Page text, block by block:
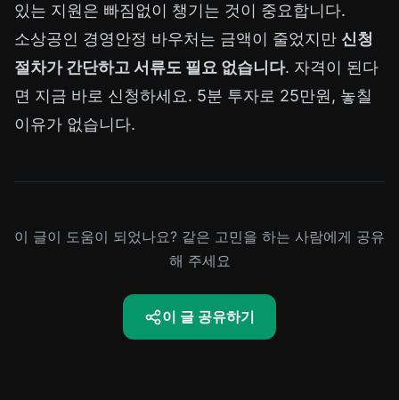
있는 지원은 빠짐없이 챙기는 것이 중요합니다.
소상공인 경영안정 바우처는 금액이 줄었지만 신청
절차가 간단하고 서류도 필요 없습니다. 자격이 된다
면 지금 바로 신청하세요. 5분 투자로 25만원, 놓칠
이유가 없습니다.
이 글이 도움이 되었나요? 같은 고민을 하는 사람에게 공유
해 주세요
이 글 공유하기